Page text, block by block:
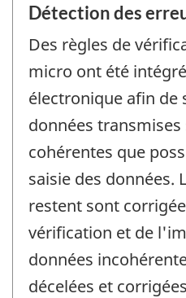
Détection des
Des règles de
micro ont été
électronique afin de
données transmises
cohérentes que
saisie des données.
restent sont
vérification et de
données
décelées et